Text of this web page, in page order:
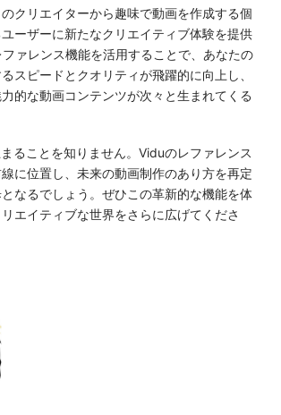
クリエイターから趣味で動画を作成する個
ーザーに新たなクリエイティブ体験を提供
ァレンス機能を活用することで、あなたの
スピードとクオリティが飛躍的に向上し、
的な動画コンテンツが次々と生まれてくる
ることを知りません。Viduのレファレンス
に位置し、未来の動画制作のあり方を再定
なるでしょう。ぜひこの革新的な機能を体
エイティブな世界をさらに広げてくださ